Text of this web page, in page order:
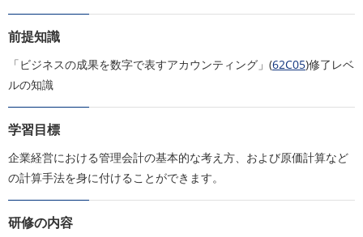
前提知識
「ビジネスの成果を数字で表すアカウンティング」(62C05)修了レベ
ルの知識
学習目標
企業経営における管理会計の基本的な考え方、および原価計算など
の計算手法を身に付けることができます。
研修の内容